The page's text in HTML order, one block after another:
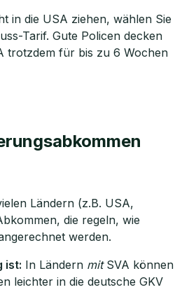
in die USA ziehen, wählen Sie
Tarif. Gute Policen decken
trotzdem für bis zu 6 Wochen
Ländern (z.B. USA,
die regeln, wie
werden.
ist: In Ländern mitSVA können
leichter in die deutsche GKV